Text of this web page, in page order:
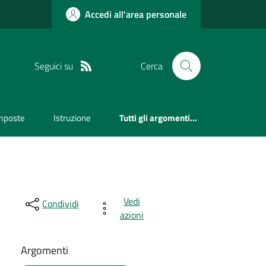
Accedi all'area personale
Seguici su Cerca
Istruzione Tutti gli argomenti...
Condividi
Vedi
azioni
Argomenti